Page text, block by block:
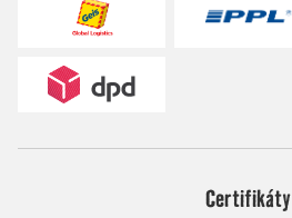
Certifikáty